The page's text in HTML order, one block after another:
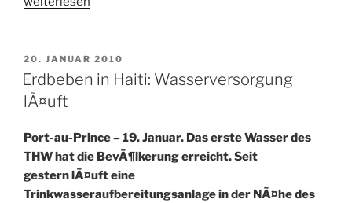
neue
Helfer“
VERÖFFENTLICHT
AM
20. JANUAR 2010
Erdbeben in Haiti: Wasserversorgung
lÃ¤uft
Port-au-Prince – 19. Januar. Das erste Wasser des
THW hat die BevÃ¶lkerung erreicht. Seit
gestern lÃ¤uft eine
Trinkwasseraufbereitungsanlage in der NÃ¤he des